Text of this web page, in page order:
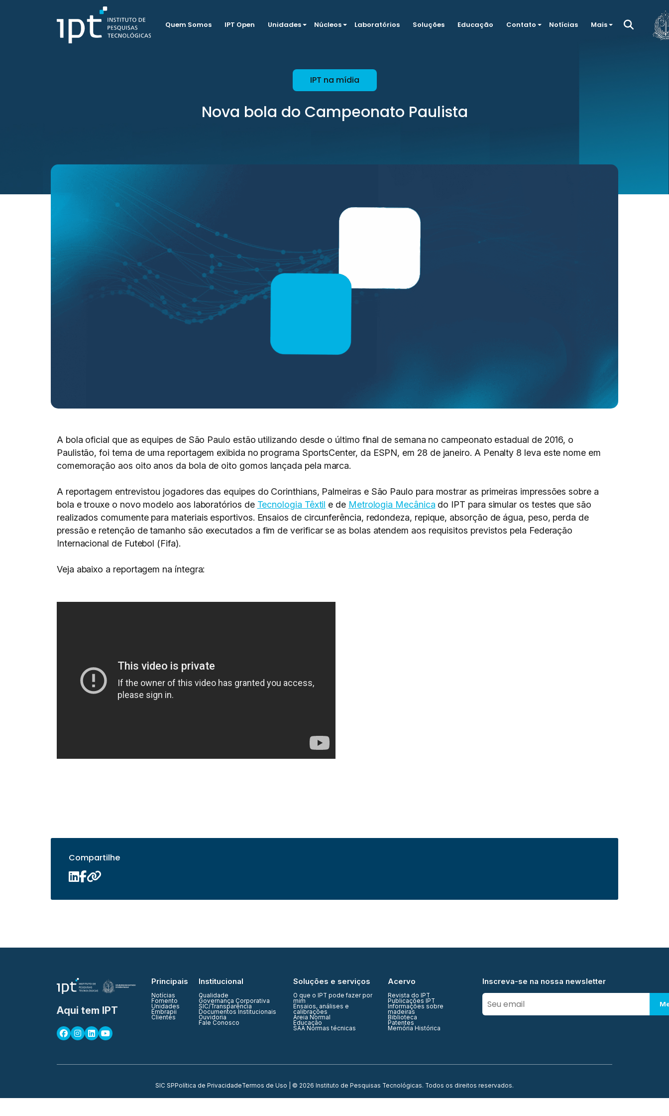
Quem Somos IPT Open Unidades Núcleos Laboratórios Soluções Educação Contato Notícias Mais
IPT na mídia
Nova bola do Campeonato Paulista
A bola oficial que as equipes de São Paulo estão utilizando desde o último final de semana no campeonato estadual de 2016, o
Paulistão, foi tema de uma reportagem exibida no programa SportsCenter, da ESPN, em 28 de janeiro. A Penalty 8 leva este nome em
comemoração aos oito anos da bola de oito gomos lançada pela marca.
A reportagem entrevistou jogadores das equipes do Corinthians, Palmeiras e São Paulo para mostrar as primeiras impressões sobre a
bola e trouxe o novo modelo aos laboratórios de Tecnologia Têxtil e de Metrologia Mecânica do IPT para simular os testes que são
realizados comumente para materiais esportivos. Ensaios de circunferência, redondeza, repique, absorção de água, peso, perda de
pressão e retenção de tamanho são executados a fim de verificar se as bolas atendem aos requisitos previstos pela Federação
Internacional de Futebol (Fifa).
Veja abaixo a reportagem na íntegra:
Compartilhe
Aqui tem IPT
Principais
Notícias
Fomento
Unidades
Embrapii
Clientes
Institucional
Qualidade
Governança Corporativa
SIC/Transparência
Documentos Institucionais
Ouvidoria
Fale Conosco
Soluções e serviços
O que o IPT pode fazer por
mim
Ensaios, análises e
calibrações
Areia Normal
Educação
SAA Normas técnicas
Acervo
Revista do IPT
Publicações IPT
Informações sobre
madeiras
Biblioteca
Patentes
Memória Histórica
Inscreva-se na nossa newsletter
SIC SPPolítica de PrivacidadeTermos de Uso | © 2026 Instituto de Pesquisas Tecnológicas. Todos os direitos reservados.